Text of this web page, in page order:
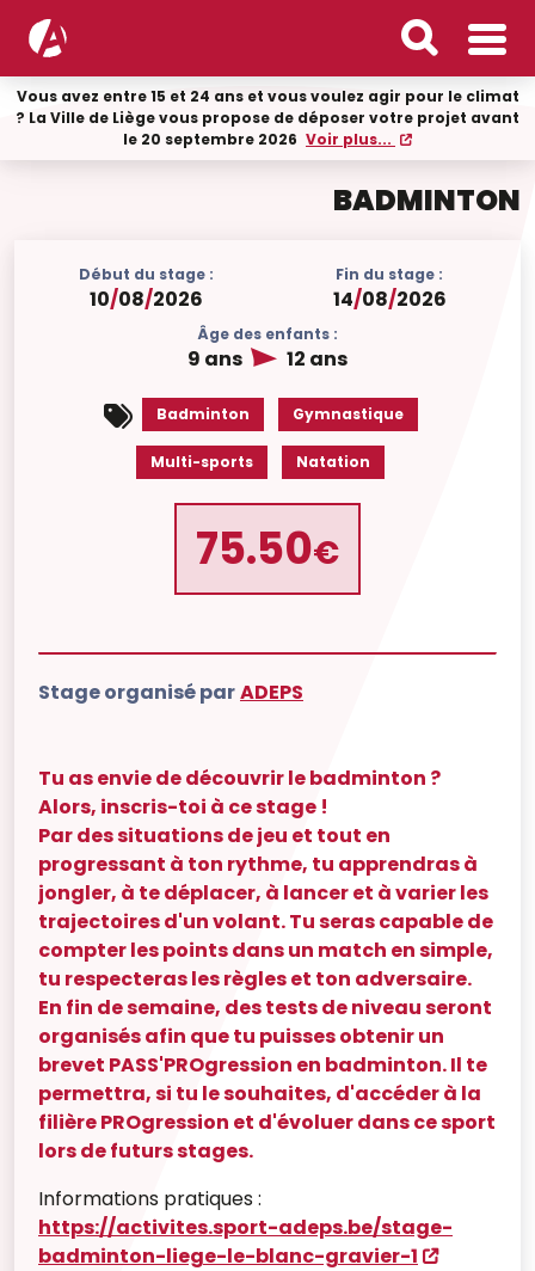
Vous avez entre 15 et 24 ans et vous voulez agir pour le climat
? La Ville de Liège vous propose de déposer votre projet avant
le 20 septembre 2026 Voir plus...
BADMINTON
Début du stage :
10/08/2026
Fin du stage :
14/08/2026
Âge des enfants :
9 ans 12 ans
Badminton Gymnastique
Multi-sports Natation
75.50€
Stage organisé parADEPS
Tu as envie de découvrir le badminton ?
Alors, inscris-toi à ce stage !
Par des situations de jeu et tout en
progressant à ton rythme, tu apprendras à
jongler, à te déplacer, à lancer et à varier les
trajectoires d'un volant. Tu seras capable de
compter les points dans un match en simple,
tu respecteras les règles et ton adversaire.
En fin de semaine, des tests de niveau seront
organisés afin que tu puisses obtenir un
brevet PASS'PROgression en badminton. Il te
permettra, si tu le souhaites, d'accéder à la
filière PROgression et d'évoluer dans ce sport
lors de futurs stages.
Informations pratiques :
https://activites.sport-adeps.be/stage-
badminton-liege-le-blanc-gravier-1